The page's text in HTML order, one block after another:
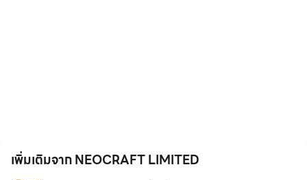
เพิ่มเติมจาก NEOCRAFT LIMITED